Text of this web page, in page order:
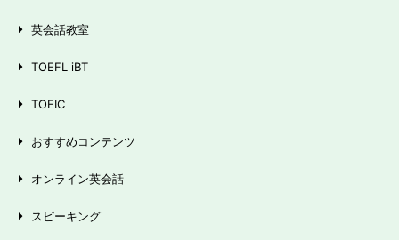
英会話教室
TOEFL iBT
TOEIC
おすすめコンテンツ
オンライン英会話
スピーキング